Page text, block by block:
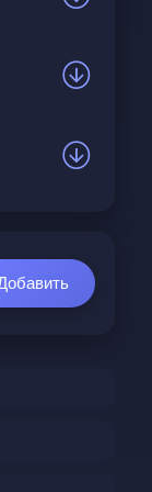
детство,